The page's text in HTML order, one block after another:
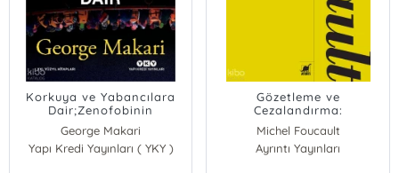
Korkuya ve Yabancılara
Dair;Zenofobinin
Tarihçesi
George Makari
Yapı Kredi Yayınları ( YKY )
Gözetleme ve
Cezalandırma:
Hapishanenin Doğuşu
Michel Foucault
Ayrıntı Yayınları